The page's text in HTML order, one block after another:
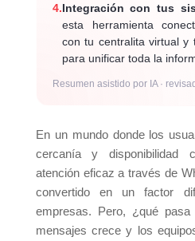
4.Integración con tus
esta herramienta
con tu centralita virtual y
para unificar toda la
Resumen asistido por IA ·
En un mundo donde los
cercanía y disponibilidad
atención eficaz a través de
convertido en un factor
empresas. Pero, ¿qué
mensajes crece y los